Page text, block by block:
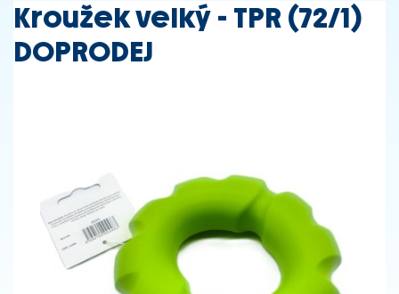
Kroužek velký - TPR (72/1)
DOPRODEJ